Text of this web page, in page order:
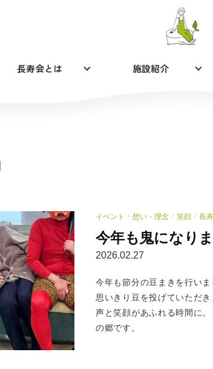
長寿会とは 施設紹介
イベント / 想い・理念 / 笑顔 / 長
今年も鬼になりま
2026.02.27
今年も節分の豆まきを行い
思いきり豆を投げていただ
声と笑顔があふれる時間に
の郷です。